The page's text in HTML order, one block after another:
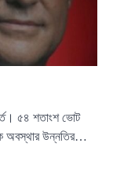
৫৪ শতাংশ ভোট
অবস্থার উন্নতির…